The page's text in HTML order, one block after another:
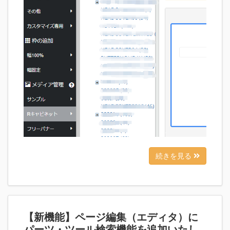
続きを見る
【新機能】ページ編集（エディタ）に